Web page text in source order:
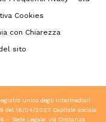
Cookies
con Chiarezza
sito
Unico degli Intermediari
del 16/04/2007 Capitale sociale
– Sede Legale: via Costanza